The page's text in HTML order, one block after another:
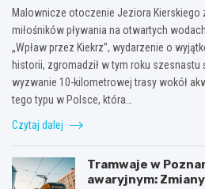
Malownicze otoczenie Jeziora Kierskiego
miłośników pływania na otwartych
„Wpław przez Kiekrz”, wydarzenie o
historii, zgromadził w tym roku szesnastu
wyzwanie 10-kilometrowej trasy wokół
tego typu w Polsce, która…
Czytaj dalej
Tramwaje w
awaryjnym: